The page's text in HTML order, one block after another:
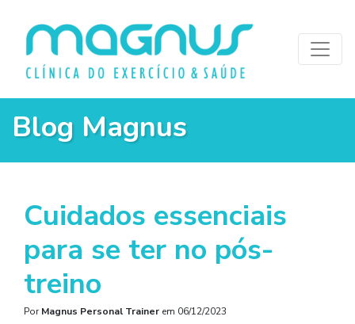
Blog Magnus
Cuidados essenciais
para se ter no pós-
treino
PorMagnus Personal Trainer em 06/12/2023